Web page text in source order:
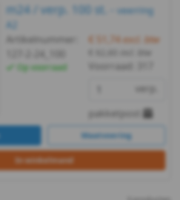
m24 / verp. 100 st. -
veerring
A2
Artikelnummer:
Op voorraad
€ 51,74excl. btw
incl. btw
Voorraad:
verp.
pakketpost
Maatvoering
In winkelmand